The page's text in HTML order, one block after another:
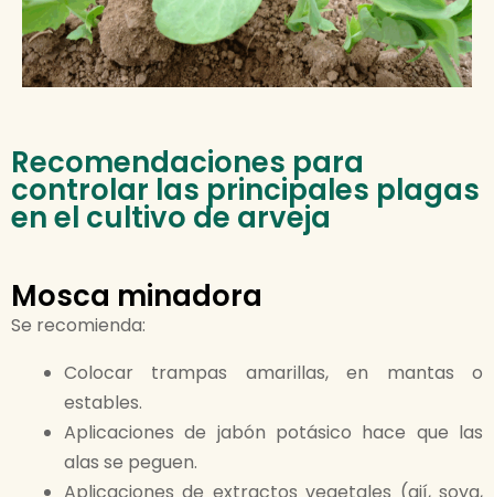
Recomendaciones para
controlar las principales plagas
en el cultivo de arveja
Mosca minadora
Se recomienda:
Colocar trampas amarillas, en mantas o
estables.
Aplicaciones de jabón potásico hace que las
alas se peguen.​